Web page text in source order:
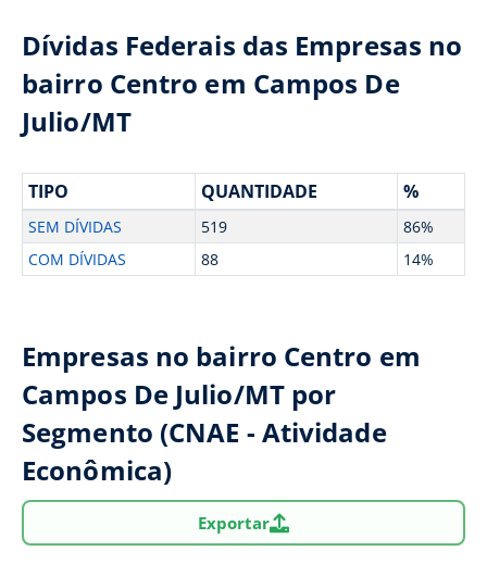
Dívidas Federais das Empresas no
bairro Centro em Campos De
Julio/MT
TIPO QUANTIDADE %
SEM DÍVIDAS 519
86%
COM DÍVIDAS
88 14%
Empresas no bairro Centro em
Campos De Julio/MT por
Segmento (CNAE - Atividade
Econômica)
Exportar